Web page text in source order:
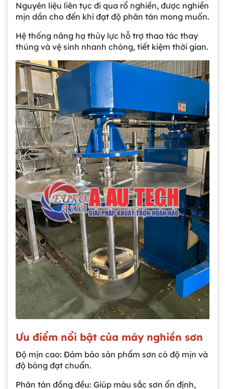
Nguyên liệu liên tục đi qua rổ nghiền, được nghiền
mịn dần cho đến khi đạt độ phân tán mong muốn.
Hệ thống nâng hạ thủy lực hỗ trợ thao tác thay
thùng và vệ sinh nhanh chóng, tiết kiệm thời gian.
Ưu điểm nổi bật của máy nghiền sơn
Độ mịn cao: Đảm bảo sản phẩm sơn có độ mịn và
độ bóng đạt chuẩn.
Phân tán đồng đều: Giúp màu sắc sơn ổn định,